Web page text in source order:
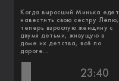
Когда выросший Минька едет
навестить свою сестру Лёлю,
теперь взрослую женщину с
двумя детьми, живущую в
доме их детства, всё по
дороге...
23:40